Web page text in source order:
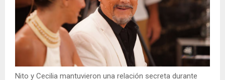
Nito y Cecilia mantuvieron una relación secreta durante